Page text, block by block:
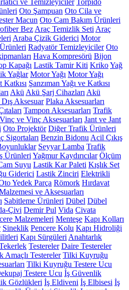
ve Temizleyiciler Torpido
Oto Şampuan Oto Cila ve
Macun Oto Cam Bakım Ürünleri
Bez Araç Temizlik Seti Araç
Araba Çizik Giderici Motor
Radyatör Temizleyiciler Oto
Hava Kompresörü Bijon
Kapağı Lastik Tamir Kiti KrikoYağ
Yağlar Motor Yağı Motor Yağı
Katkısı Şanzıman Yağı ve Katkısı
Akü Akü Şarj Cihazları Akü
Aksesuar Plaka Aksesuarları
Tampon Aksesuarları Trafik
Vinç ve Vinç Aksesuarları Jant ve Jant
Oto Projektör Diğer Trafik Ürünleri
Sigortaları Benzin Bidonu Acil Çıkış
Seyyar Lamba Trafik
Ürünleri Yağmur Kaydırıcılar Ölçüm
Suyu Lastik Kar Paleti Kışlık Set
Giderici Lastik Zinciri Elektrikli
Yedek Parça Römork Hırdavat
ve Aksesuarları
Sabitleme Ürünleri Dübel Dübel
Çivi Demir Pul Vida Civata
Malzemeleri Menteşe Kapı Kolları
Sineklik Pencere Kolu Kapı Hidroliği
Kapı Sürgüleri Anahtarlık
Testereler Daire Testereler
Amaçlı Testereler Tilki Kuyruğu
Tilki Kuyruğu Testere Ucu
Testere Ucu İş Güvenlik
Gözlükleri İş Eldiveni İş Elbisesi İş